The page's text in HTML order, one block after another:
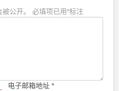
公开。 必填项已用*标注
电子邮箱地址 *